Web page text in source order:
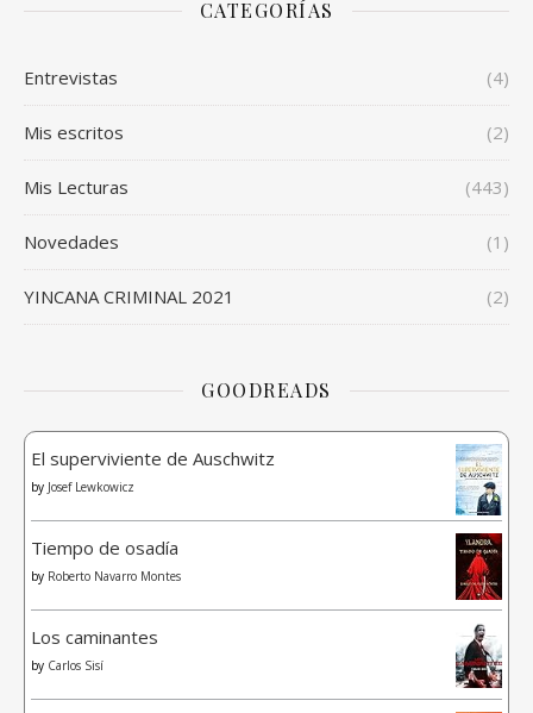
CATEGORÍAS
Entrevistas (4)
Mis escritos (2)
Mis Lecturas (443)
Novedades (1)
YINCANA CRIMINAL 2021 (2)
GOODREADS
El superviviente de Auschwitz
by Josef Lewkowicz
Tiempo de osadía
by Roberto Navarro Montes
Los caminantes
by Carlos Sisí